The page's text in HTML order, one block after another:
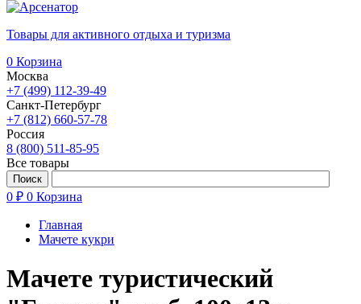
Товары для активного отдыха и туризма
0 Корзина
Москва
+7 (499) 112-39-49
Санкт-Петербург
+7 (812) 660-57-78
Россия
8 (800) 511-85-95
Все товары
0 ₽ 0 Корзина
Главная
Мачете кукри
Мачете туристический